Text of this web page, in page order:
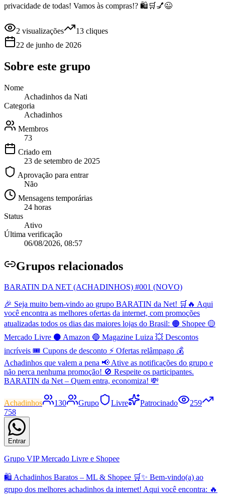
privacidade de todas! Vamos às compras!? 🛍️🛒💅😉
2 visualizações 13 cliques
22 de junho de 2026
Sobre este grupo
Nome
Achadinhos da Nati
Categoria
Achadinhos
Membros
73
Criado em
23 de setembro de 2025
Aprovação para entrar
Não
Mensagens temporárias
24 horas
Status
Ativo
Última verificação
06/08/2026, 08:57
Grupos relacionados
BARATIN DA NET (ACHADINHOS) #001 (NOVO)
🎉 Seja muito bem-vindo ao grupo BARATIN da Net! 🛒🔥 Aqui
você encontra as melhores ofertas da internet, com promoções
atualizadas todos os dias das maiores lojas do Brasil: 🟠 Shopee 🟡
Mercado Livre ⚫ Amazon 🔵 Magazine Luiza 💥 Descontos
incríveis 🎟️ Cupons de desconto ⚡ Ofertas relâmpago 💰
Achadinhos que valem a pena 📢 Ative as notificações do grupo e
não perca nenhuma promoção! 🚫 Respeite os participantes.
BARATIN da Net – Quem entra, economiza! 💸
Achadinhos 130 Grupo Livre Patrocinado
259
758
Entrar
Grupo VIP Mercado Livre e Shopee
🛍️ Achadinhos Baratos – ML & Shopee 🛒✨ Bem-vindo(a) ao
grupo dos melhores achadinhos da internet! Aqui você encontra: 🔥